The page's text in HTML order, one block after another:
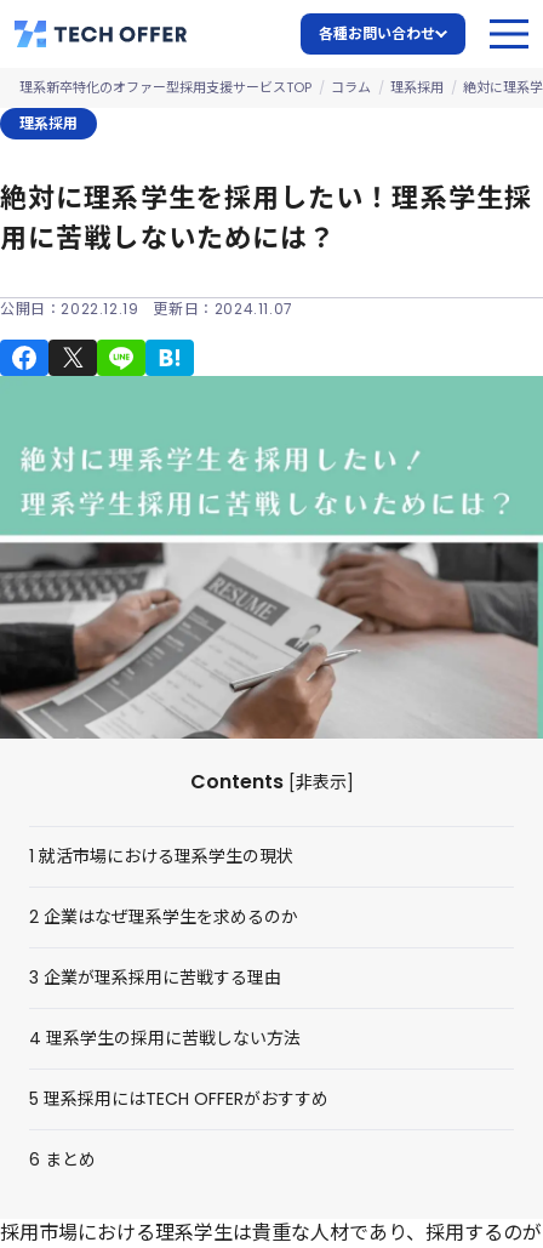
各種お問い合わせ
理系新卒特化のオファー型採用支援サービスTOP コラム 理系採用 絶対に理系
理系採用
絶対に理系学生を採用したい！理系学生採
用に苦戦しないためには？
公開日： 2022.12.19 更新日： 2024.11.07
Contents [非表示]
1 就活市場における理系学生の現状
2 企業はなぜ理系学生を求めるのか
3 企業が理系採用に苦戦する理由
4 理系学生の採用に苦戦しない方法
5 理系採用にはTECH OFFERがおすすめ
6 まとめ
採用市場における理系学生は貴重な人材であり、採用するのが